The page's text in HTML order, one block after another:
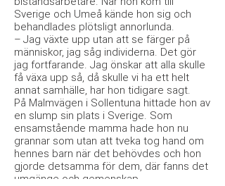
Sverige och Umeå kände hon sig och
behandlades plötsligt annorlunda.
– Jag växte upp utan att se färger på
människor, jag såg individerna. Det gör
jag fortfarande. Jag önskar att alla skulle
få växa upp så, då skulle vi ha ett helt
annat samhälle, har hon tidigare sagt.
På Malmvägen i Sollentuna hittade hon av
en slump sin plats i Sverige. Som
ensamstående mamma hade hon nu
grannar som utan att tveka tog hand om
hennes barn när det behövdes och hon
gjorde detsamma för dem, där fanns det
umgänge och gemenskap.